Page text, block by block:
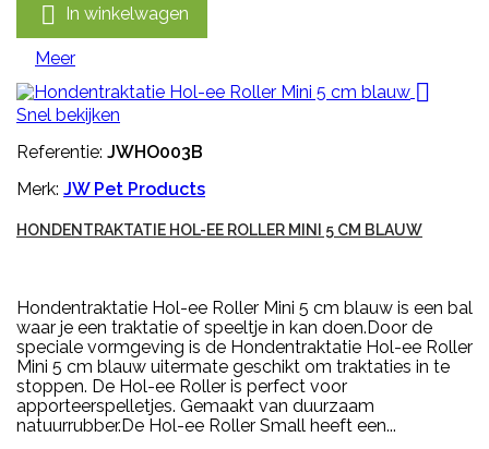
 In winkelwagen
Meer

Snel bekijken
Referentie: JWHO003B
Merk: JW Pet Products
HONDENTRAKTATIE HOL-EE ROLLER MINI 5 CM BLAUW
Hondentraktatie Hol-ee Roller Mini 5 cm blauw is een bal
waar je een traktatie of speeltje in kan doen.Door de
speciale vormgeving is de Hondentraktatie Hol-ee Roller
Mini 5 cm blauw uitermate geschikt om traktaties in te
stoppen. De Hol-ee Roller is perfect voor
apporteerspelletjes. Gemaakt van duurzaam
natuurrubber.De Hol-ee Roller Small heeft een...